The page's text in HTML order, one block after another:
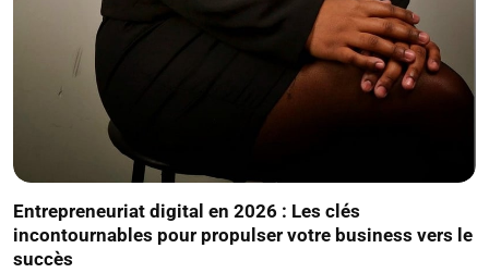
Entrepreneuriat digital en 2026 : Les clés
incontournables pour propulser votre business vers le
succès